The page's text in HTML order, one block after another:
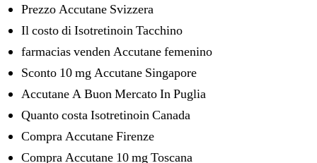
Prezzo Accutane Svizzera
Il costo di Isotretinoin Tacchino
farmacias venden Accutane femenino
Sconto 10 mg Accutane Singapore
Accutane A Buon Mercato In Puglia
Quanto costa Isotretinoin Canada
Compra Accutane Firenze
Compra Accutane 10 mg Toscana